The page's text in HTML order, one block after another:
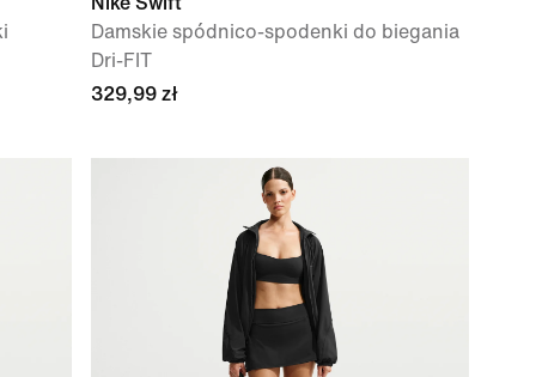
Damskie spódnico-spodenki do biegania
Dri-FIT
329,99 zł